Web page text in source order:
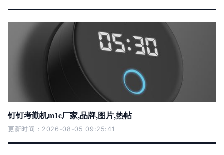
钉钉考勤机m1c厂家,品牌,图片,热帖
更新时间：2026-08-05 09:25:41